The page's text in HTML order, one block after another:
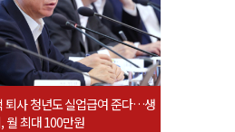
퇴사 청년도 실업급여 준다…생
월 최대 100만원